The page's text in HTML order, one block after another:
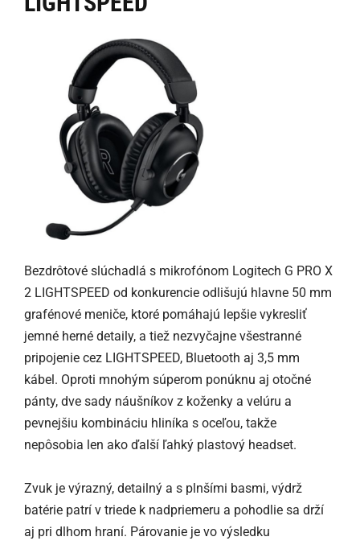
Bezdrôtové slúchadlá s mikrofónom Logitech G PRO X
2 LIGHTSPEED od konkurencie odlišujú hlavne 50 mm
grafénové meniče, ktoré pomáhajú lepšie vykresliť
jemné herné detaily, a tiež nezvyčajne všestranné
pripojenie cez LIGHTSPEED, Bluetooth aj 3,5 mm
kábel. Oproti mnohým súperom ponúknu aj otočné
pánty, dve sady náušníkov z koženky a velúru a
pevnejšiu kombináciu hliníka s oceľou, takže
nepôsobia len ako ďalší ľahký plastový headset.
Zvuk je výrazný, detailný a s plnšími basmi, výdrž
batérie patrí v triede k nadpriemeru a pohodlie sa drží
aj pri dlhom hraní. Párovanie je vo výsledku